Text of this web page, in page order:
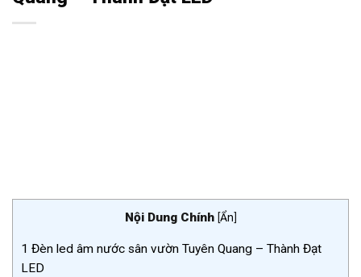
Nội Dung Chính [Ẩn]
1 Đèn led âm nước sân vườn Tuyên Quang – Thành Đạt
LED